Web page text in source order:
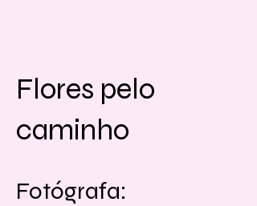
Flores pelo
caminho
Fotógrafa: